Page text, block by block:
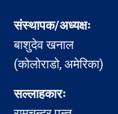
संस्थापक/अध्यक्षः
बाशुदेव खनाल
(कोलोराडो, अमेरिका)
सल्लाहकारः